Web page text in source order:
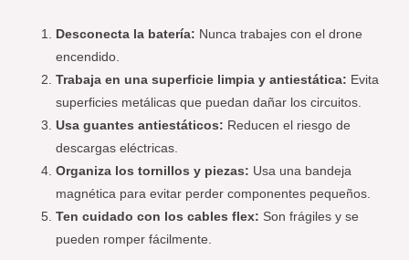
Desconecta la batería: Nunca trabajes con el drone
encendido.
Trabaja en una superficie limpia y antiestática: Evita
superficies metálicas que puedan dañar los circuitos.
Usa guantes antiestáticos: Reducen el riesgo de
descargas eléctricas.
Organiza los tornillos y piezas: Usa una bandeja
magnética para evitar perder componentes pequeños.
Ten cuidado con los cables flex: Son frágiles y se
pueden romper fácilmente.